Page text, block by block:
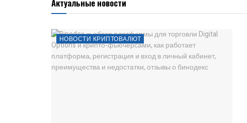
Актуальные новости
НОВОСТИ КРИПТОВАЛЮТ